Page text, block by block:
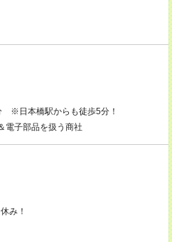
※日本橋駅からも徒歩5分！
電子部品を扱う商社
み！